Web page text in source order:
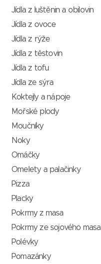
Jídla z luštěnin a obilovin
Jídla z ovoce
Jídla z rýže
Jídla z těstovin
Jídla z tofu
Jídla ze sýra
Koktejly a nápoje
Mořské plody
Moučníky
Noky
Omáčky
Omelety a palačinky
Pizza
Placky
Pokrmy z masa
Pokrmy ze sojového masa
Polévky
Pomazánky